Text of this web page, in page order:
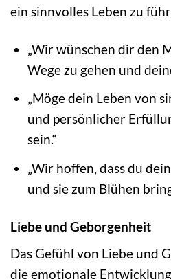
ein sinnvolles Leben zu
„Wir wünschen dir den
Wege zu gehen und
„Möge dein Leben von
und persönlicher
sein.“
„Wir hoffen, dass du
und sie zum Blühen
Liebe und Geborgenheit
Das Gefühl von Liebe und
die emotionale